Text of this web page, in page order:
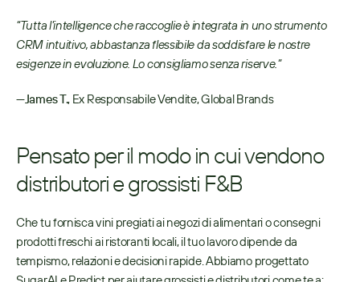
“Tutta l’intelligence che raccoglie è integrata in uno strumento
CRM intuitivo, abbastanza flessibile da soddisfare le nostre
esigenze in evoluzione. Lo consigliamo senza riserve.”
—James T., Ex Responsabile Vendite, Global Brands
Pensato per il modo in cui vendono
distributori e grossisti F&B
Che tu fornisca vini pregiati ai negozi di alimentari o consegni
prodotti freschi ai ristoranti locali, il tuo lavoro dipende da
tempismo, relazioni e decisioni rapide. Abbiamo progettato